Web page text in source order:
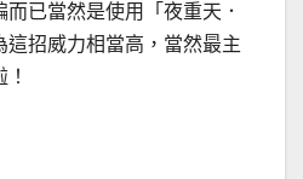
已當然是使用「夜重天．
這招威力相當高，當然最主